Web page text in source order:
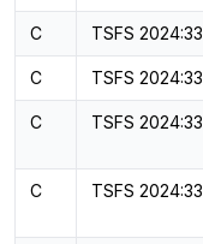
C TSFS 2024:33
C TSFS 2024:33
C TSFS 2024:33
C TSFS 2024:33